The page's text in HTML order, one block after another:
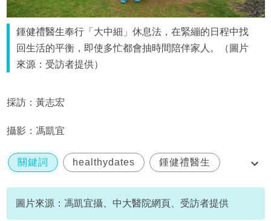
鍾健禮醫生奉行「大中細」休息法，在緊繃的日程中找
回生活的平衡，即使多忙都會抽時間陪伴家人。（圖片
來源：受訪者提供）
採訪：黃志宏
攝影：馮凱宜
關鍵詞 healthydates 鍾健禮醫生
中大醫院
急症
圖片來源：馮凱宜攝、中大醫院網頁、受訪者提供